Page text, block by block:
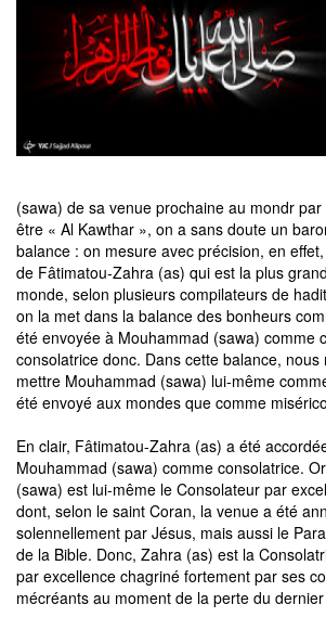
(sawa) de sa venue prochaine au mondr
être « Al Kawthar », on a sans doute un
balance : on mesure avec précision, en
de Fâtimatou-Zahra (as) qui est la plus
monde, selon plusieurs compilateurs de
on la met dans la balance des bonheurs
été envoyée à Mouhammad (sawa) comme
consolatrice donc. Dans cette balance, nous
mettre Mouhammad (sawa) lui-même
été envoyé aux mondes que comme
En clair, Fâtimatou-Zahra (as) a été
Mouhammad (sawa) comme consolatrice.
(sawa) est lui-même le Consolateur par
dont, selon le saint Coran, la venue a été
solennellement par Jésus, mais aussi le
de la Bible. Donc, Zahra (as) est la
par excellence chagriné fortement par ses
mécréants au moment de la perte du